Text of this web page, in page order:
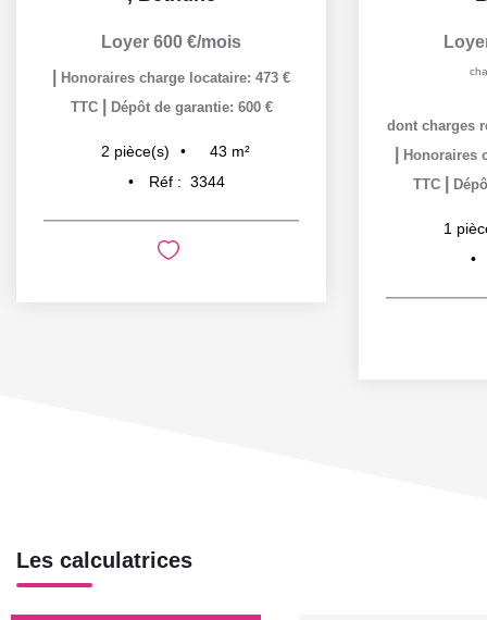
Loyer 600 €/mois
Honoraires charge locataire: 473 €
TTC
Dépôt de garantie: 600 €
2 pièce(s) 43 m²
Réf : 3344
dont charges
Honoraires
TTC
1
Les calculatrices